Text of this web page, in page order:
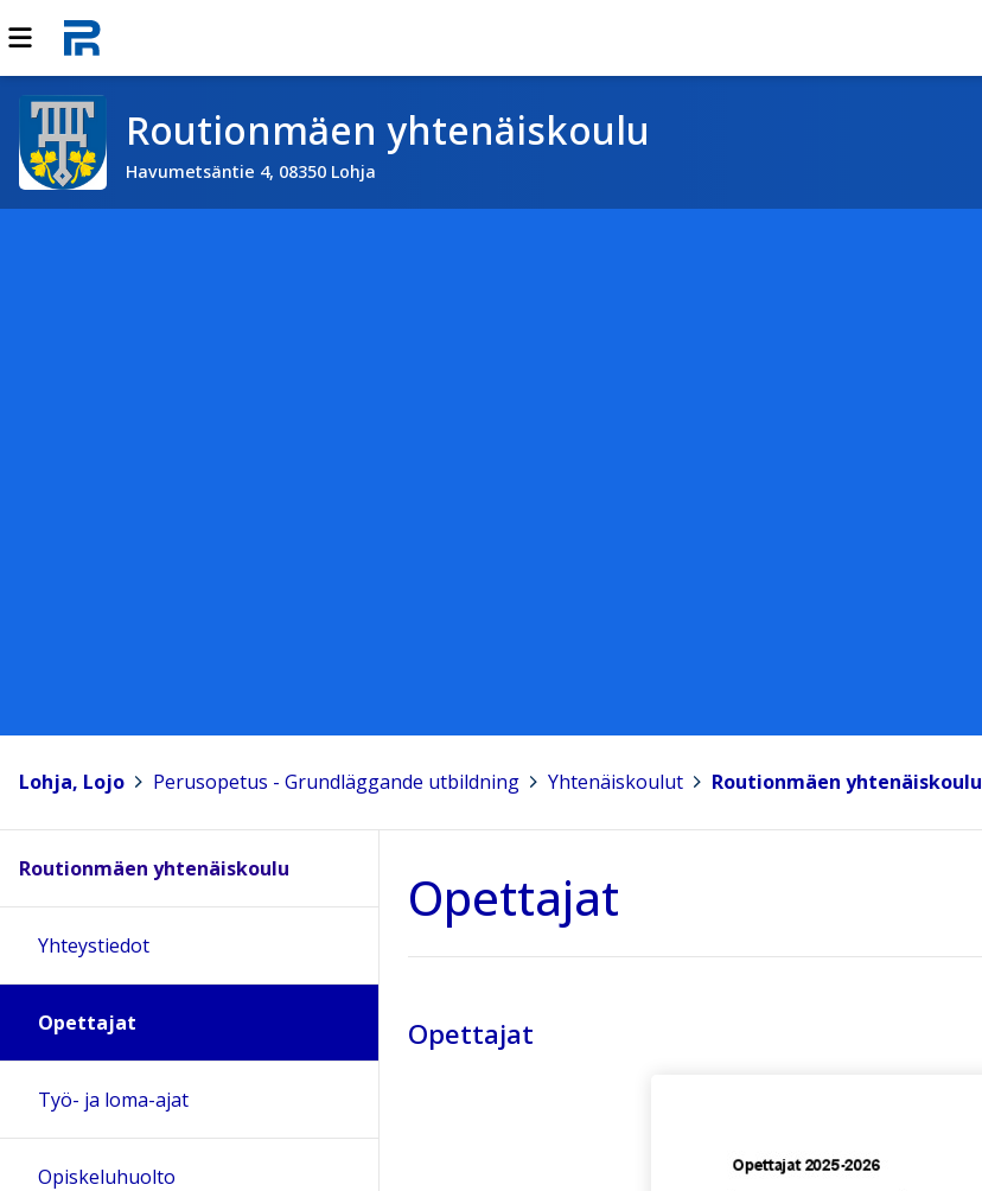
Routionmäen yhtenäiskoulu
Havumetsäntie 4, 08350 Lohja
Lohja, Lojo Perusopetus - Grundläggande utbildning Yhtenäiskoulut Routionmäen yhtenäiskoulu
Opettajat
Opettajat
Routionmäen yhtenäiskoulu
Yhteystiedot
Opettajat
Työ- ja loma-ajat
Opiskeluhuolto